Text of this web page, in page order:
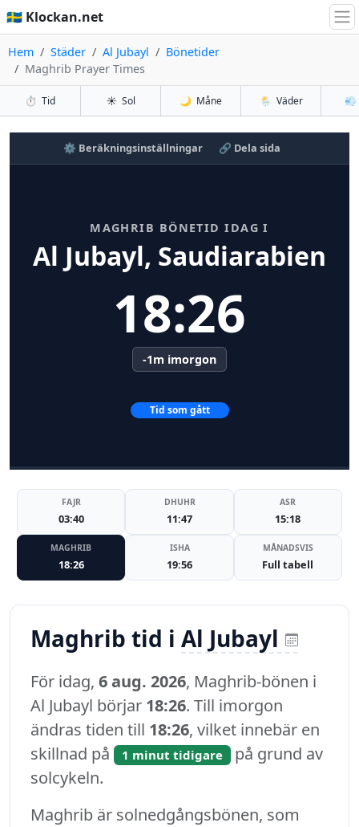
🇸🇪 Klockan.net
Hem Städer Al Jubayl
Bönetider
Maghrib Prayer Times
⏱️ Tid ☀️ Sol 🌙 Måne 🌦️ Väder 💨
⚙️ Beräkningsinställningar 🔗 Dela sida
MAGHRIB BÖNETID IDAG I
Al Jubayl, Saudiarabien
18:26
-1m imorgon
Tid som gått
FAJR
03:40
DHUHR
11:47
ASR
15:18
MAGHRIB
18:26
ISHA
19:56
MÅNADSVIS
Full tabell
Maghrib tid i Al Jubayl
För idag, 6 aug. 2026, Maghrib-bönen i
Al Jubayl börjar 18:26. Till imorgon
ändras tiden till 18:26, vilket innebär en
skillnad på
1 minut tidigare på grund av
solcykeln.
Maghrib är solnedgångsbönen, som